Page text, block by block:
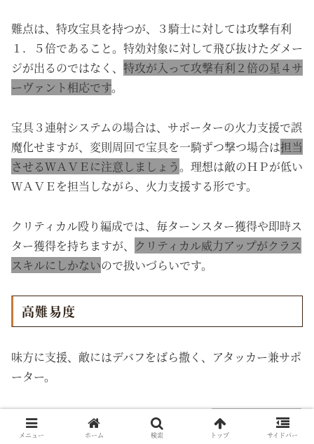
難点は、特攻宝具を持つが、３騎士に対しては攻撃有利
１．５倍であること。特効対象に対して飛び抜けたダメー
ジが出るのではなく、 特攻が入って攻撃有利２倍の星４サ
ーヴァント相応です。
宝具３連射システムの場合は、サポーターの火力支援で誤
魔化せますが、変則周回で宝具を一騎ずつ撃つ場合は担当
させるＷＡＶＥに注意しましょう。理想は敵のＨＰが低い
ＷＡＶＥを担当しながら、火力支援する形です。
クリティカル殴り編成では、毎ターンスター獲得や即時ス
ター獲得を持ちますが、 クリティカル威力アップがクラス
スキルにしかないので扱いづらいです。
高難易度
味方に支援、敵にはデバフをばら撒く、アタッカー兼サポ
ーター。
アルターエゴなど攻撃有利を取れるか、
３騎士混成のクエ
ストに適正があります。
メニュー ホーム 検索 トップ サイドバー